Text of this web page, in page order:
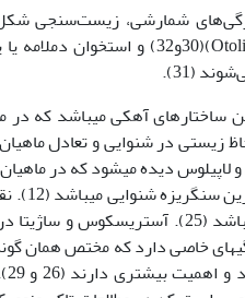
شمارشی، زیست­‌سنجی
(31).
ساختار­های آهکی می­باشد که
لاپیلوس دیده می­شود که در
و در
نقش اصلی لاپیلوس در حس تعادل